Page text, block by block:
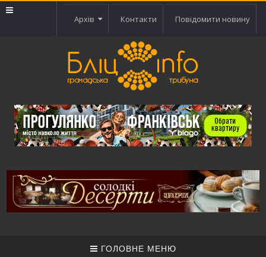
Архів Контакти Повідомити новину
ГОЛОВНЕ МЕНЮ